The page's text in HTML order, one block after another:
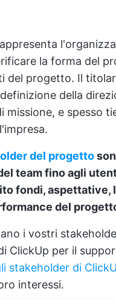
la forma del
del progetto. Il
della
missione, e spesso
del progetto
team fino agli
fondi,
del
i vostri
ClickUp per il
stakeholder di
interessi.